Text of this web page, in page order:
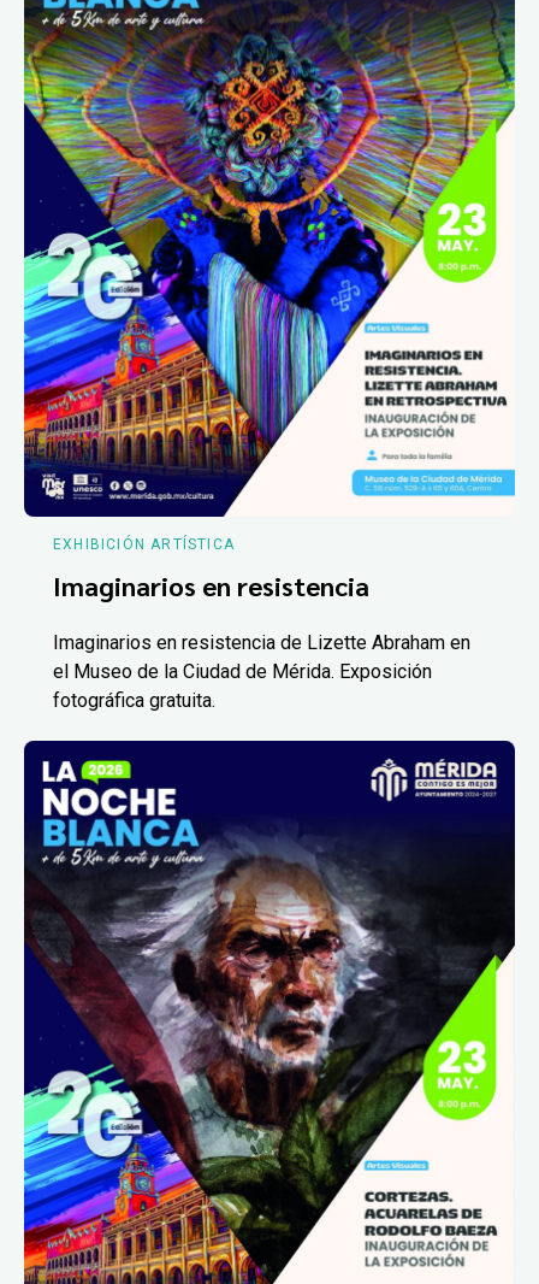
EXHIBICIÓN ARTÍSTICA
Imaginarios en resistencia
Imaginarios en resistencia de Lizette Abraham en
el Museo de la Ciudad de Mérida. Exposición
fotográfica gratuita.